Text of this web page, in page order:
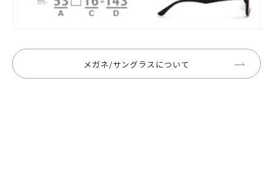
メガネ/サングラスについて